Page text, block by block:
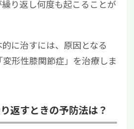
り返し何度も起こることが
に治すには、原因となる
変形性膝関節症」を治療しま
返すときの予防法は？